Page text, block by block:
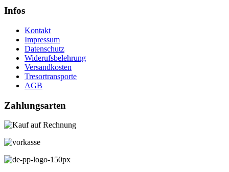
Infos
Kontakt
Impressum
Datenschutz
Widerufsbelehrung
Versandkosten
Tresortransporte
AGB
Zahlungsarten